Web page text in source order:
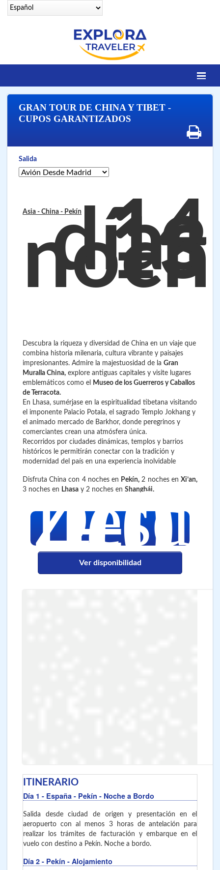
Identifícate
DESTINOS
OFERTAS SENIORS
EGIPTO LEGENDARIO
VUELOS 25 CIUDADES
VUELOS A SHARM
GRAN TOUR DE CHINA Y TIBET -
CUPOS GARANTIZADOS
Salida
Asia - China - Pekín 14
13
Descubra la riqueza y diversidad de China en un viaje que
combina historia milenaria, cultura vibrante y paisajes
impresionantes. Admire la majestuosidad de la Gran
Muralla China, explore antiguas capitales y visite lugares
emblemáticos como el
Museo de los Guerreros y Caballos
de Terracota.
En Lhasa, sumérjase en la espiritualidad tibetana visitando
el imponente Palacio Potala, el sagrado Templo Jokhang y
el animado mercado de Barkhor, donde peregrinos y
comerciantes crean una atmósfera única.
Recorridos por ciudades dinámicas, templos y barrios
históricos le permitirán conectar con la tradición y
modernidad del país en una experiencia inolvidable
Disfruta China con 4 noches en Pekín, 2 noches enXi’an,
3 noches en Lhasa y 2 noches en Shanghái.
€
Ver disponibilidad
ITINERARIO
Día 1 - España - Pekín - Noche a Bordo
Salida desde ciudad de origen y presentación en el
aeropuerto con al menos 3 horas de antelación para
realizar los trámites de facturación y embarque en el
vuelo con destino a Pekín. Noche a bordo.
Día 2 - Pekín - Alojamiento